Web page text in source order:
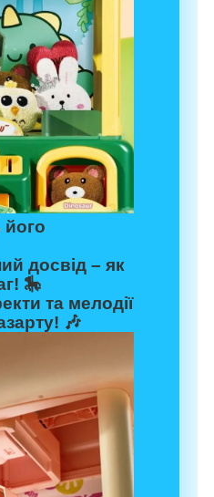
досвід – як
🎠
та мелодії
🎶